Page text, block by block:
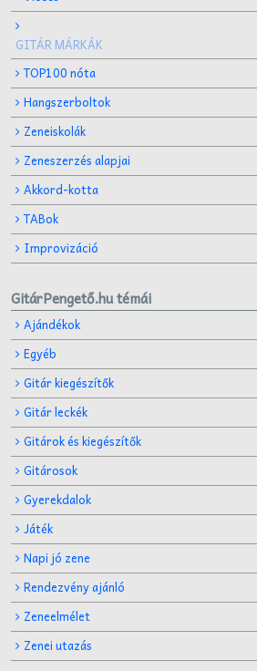
GITÁR MÁRKÁK
TOP100 nóta
Hangszerboltok
Zeneiskolák
Zeneszerzés alapjai
Akkord-kotta
TABok
Improvizáció
GitárPengető.hu témái
Ajándékok
Egyéb
Gitár kiegészítők
Gitár leckék
Gitárok és kiegészítők
Gitárosok
Gyerekdalok
Játék
Napi jó zene
Rendezvény ajánló
Zeneelmélet
Zenei utazás